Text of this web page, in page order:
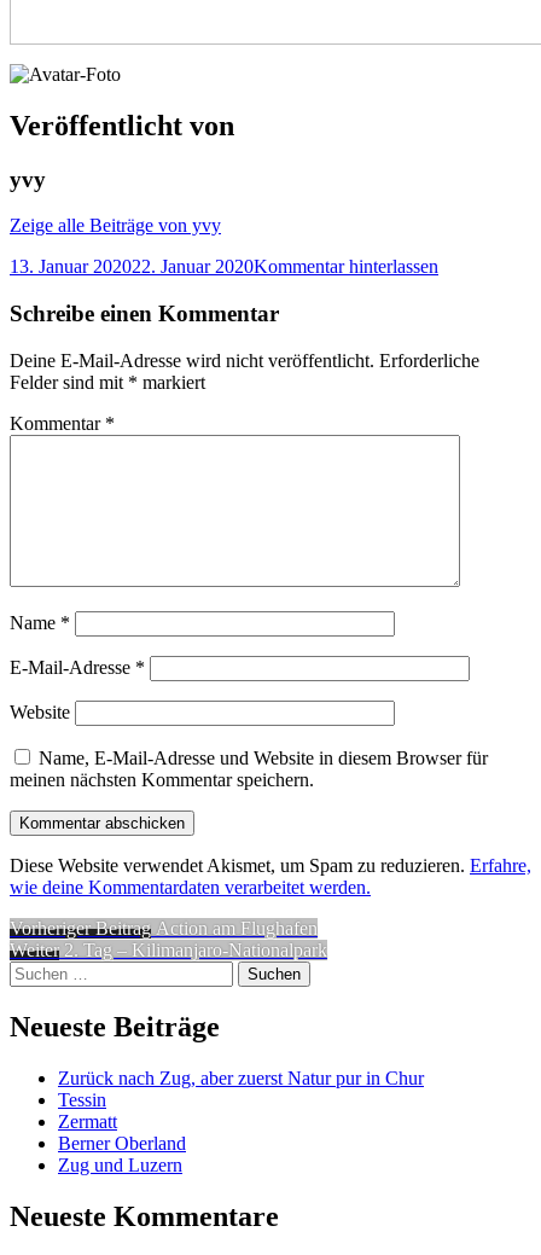
Veröffentlicht von
yvy
Zeige alle Beiträge von yvy
13. Januar 202022. Januar 2020Kommentar hinterlassen
Schreibe einen Kommentar
Deine E-Mail-Adresse wird nicht veröffentlicht. Erforderliche
Felder sind mit * markiert
Kommentar *
Name *
E-Mail-Adresse *
Website
Name, E-Mail-Adresse und Website in diesem Browser für
meinen nächsten Kommentar speichern.
Diese Website verwendet Akismet, um Spam zu reduzieren. Erfahre,
wie deine Kommentardaten verarbeitet werden.
Beitragsnavigation
Vorheriger Beitrag Vorheriger
Beitrag:
Action am Flughafen
Weiter Nächster
Beitrag:
2. Tag – Kilimanjaro-Nationalpark
Suchen
nach:
Neueste Beiträge
Zurück nach Zug, aber zuerst Natur pur in Chur
Tessin
Zermatt
Berner Oberland
Zug und Luzern
Neueste Kommentare